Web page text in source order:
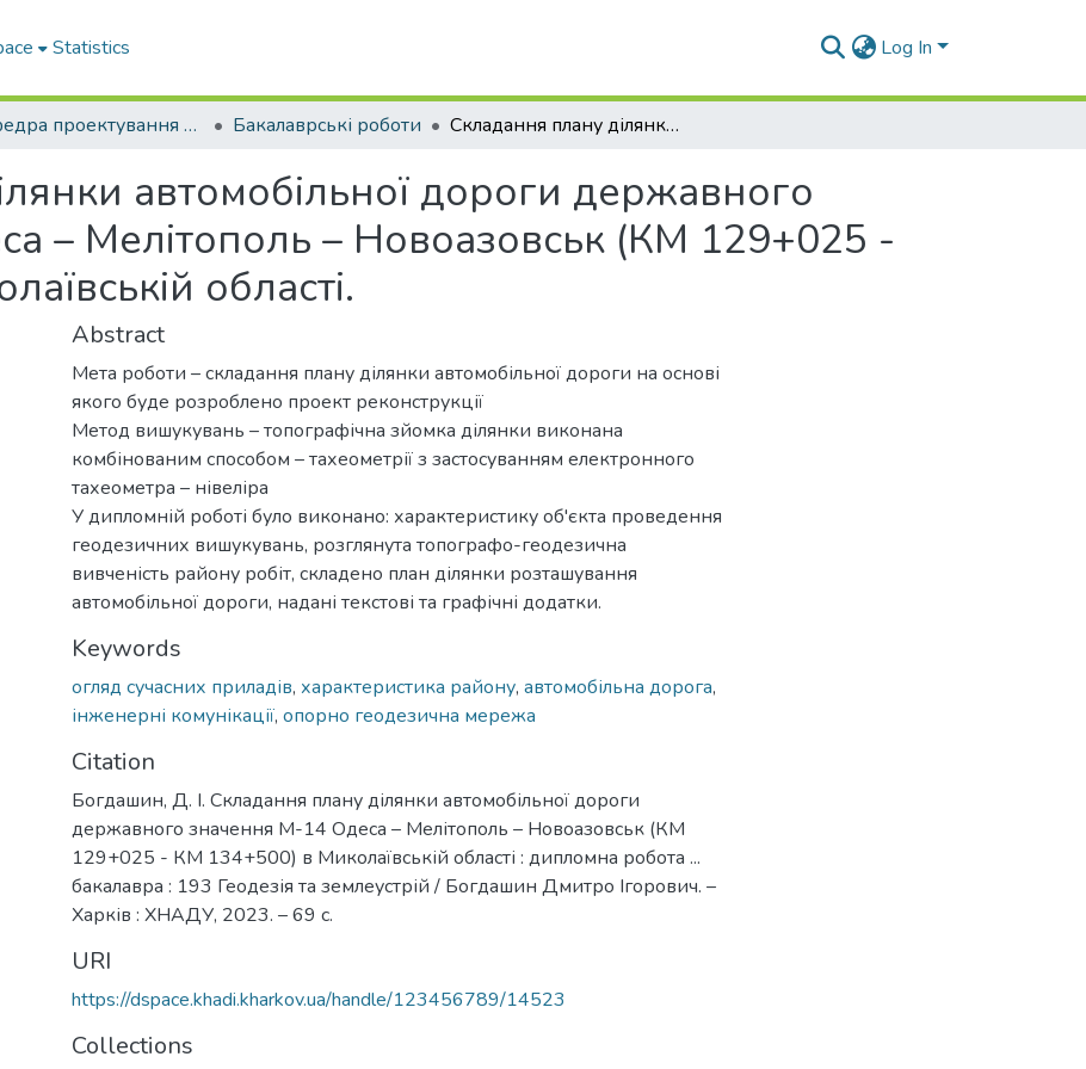
Statistics Log In
Кафедра проектування доріг, геодезії і землеустрою Бакалаврські роботи Складання плану ділянки автомобільної дороги державного значення М-14 Одеса – Мелітополь – Новоазовськ (КМ 129+025 - КМ 134+500) в Миколаївській області.
автомобільної дороги державного
– Мелітополь – Новоазовськ (КМ 129+025 -
області.
Abstract
Мета роботи – складання плану ділянки автомобільної дороги на основі
якого буде розроблено проект реконструкції
Метод вишукувань – топографічна зйомка ділянки виконана
комбінованим способом – тахеометрії з застосуванням електронного
тахеометра – нівеліра
У дипломній роботі було виконано: характеристику об'єкта проведення
геодезичних вишукувань, розглянута топографо-геодезична
вивченість району робіт, складено план ділянки розташування
автомобільної дороги, надані текстові та графічні додатки.
Keywords
огляд сучасних приладів, характеристика району, автомобільна дорога,
інженерні комунікації, опорно геодезична мережа
Citation
Богдашин, Д. І. Складання плану ділянки автомобільної дороги
державного значення М-14 Одеса – Мелітополь – Новоазовськ (КМ
129+025 - КМ 134+500) в Миколаївській області : дипломна робота ...
бакалавра : 193 Геодезія та землеустрій / Богдашин Дмитро Ігорович. –
Харків : ХНАДУ, 2023. – 69 с.
URI
https://dspace.khadi.kharkov.ua/handle/123456789/14523
Collections